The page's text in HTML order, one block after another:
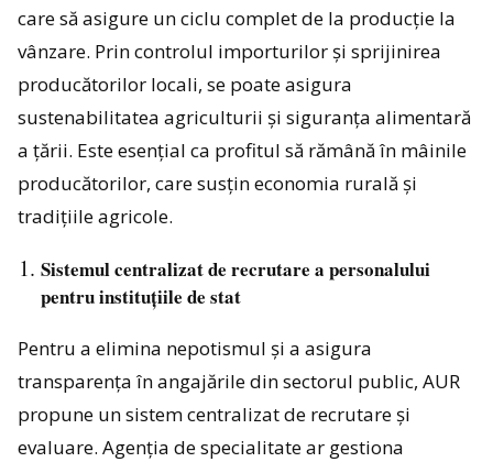
care să asigure un ciclu complet de la producție la
vânzare. Prin controlul importurilor și sprijinirea
producătorilor locali, se poate asigura
sustenabilitatea agriculturii și siguranța alimentară
a țării. Este esențial ca profitul să rămână în mâinile
producătorilor, care susțin economia rurală și
tradițiile agricole.
Sistemul centralizat de recrutare a personalului
pentru instituțiile de stat
Pentru a elimina nepotismul și a asigura
transparența în angajările din sectorul public, AUR
propune un sistem centralizat de recrutare și
evaluare. Agenția de specialitate ar gestiona